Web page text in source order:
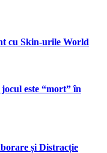
cu Skin-urile World
este “mort” în
și Distracție